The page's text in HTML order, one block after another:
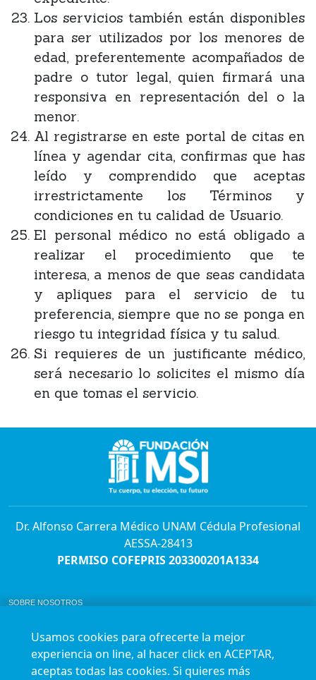
Los servicios también están disponibles
para ser utilizados por los menores de
edad, preferentemente acompañados de
padre o tutor legal, quien firmará una
responsiva en representación del o la
menor.
Al registrarse en este portal de citas en
línea y agendar cita, confirmas que has
leído y comprendido que aceptas
irrestrictamente los Términos y
condiciones en tu calidad de Usuario.
El personal médico no está obligado a
realizar el procedimiento que te
interesa, a menos de que seas candidata
y apliques para el servicio de tu
preferencia, siempre que no se ponga en
riesgo tu integridad física y tu salud.
Si requieres de un justificante médico,
será necesario lo solicites el mismo día
en que tomas el servicio.
Dr. Alfonso Carrera Médico UNAM Cédula Profesional
AESSA-28413
PERMISO COFEPRIS 203300201A1334
SOBRE NOSOTROS
AVISO DE PRIVACIDAD
Horario de atención para citas e informes:
Lunes a sábado de 7:00am a 9:00pm
Usamos cookies para ofrecerte la mejor
experiencia on line, al hacer click en ACEPTAR,
aceptas todas las cookies. Si quieres más